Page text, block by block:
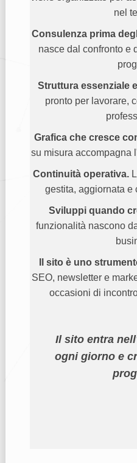
nel
Consulenza prima
nasce dal confronto e
Struttura essenziale
pronto per lavorare,
Grafica che cresce
su misura accompagna
Continuità operativa.
gestita, aggiornata e
Sviluppi quando
funzionalità nascono
Il sito è uno
SEO, newsletter e
occasioni di
Il sito entra
ogni giorno e